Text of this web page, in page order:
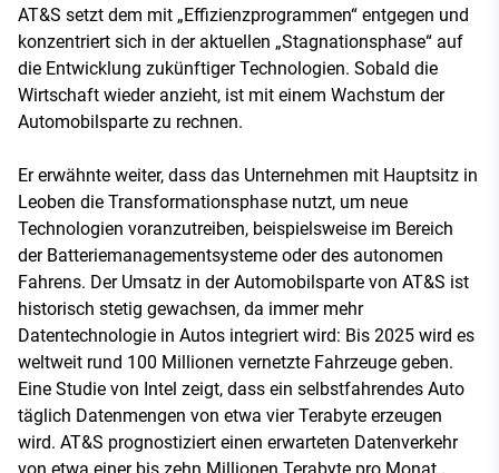
AT&S setzt dem mit „Effizienzprogrammen“ entgegen und
konzentriert sich in der aktuellen „Stagnationsphase“ auf
die Entwicklung zukünftiger Technologien. Sobald die
Wirtschaft wieder anzieht, ist mit einem Wachstum der
Automobilsparte zu rechnen.
Er erwähnte weiter, dass das Unternehmen mit Hauptsitz in
Leoben die Transformationsphase nutzt, um neue
Technologien voranzutreiben, beispielsweise im Bereich
der Batteriemanagementsysteme oder des autonomen
Fahrens. Der Umsatz in der Automobilsparte von AT&S ist
historisch stetig gewachsen, da immer mehr
Datentechnologie in Autos integriert wird: Bis 2025 wird es
weltweit rund 100 Millionen vernetzte Fahrzeuge geben.
Eine Studie von Intel zeigt, dass ein selbstfahrendes Auto
täglich Datenmengen von etwa vier Terabyte erzeugen
wird. AT&S prognostiziert einen erwarteten Datenverkehr
von etwa einer bis zehn Millionen Terabyte pro Monat.